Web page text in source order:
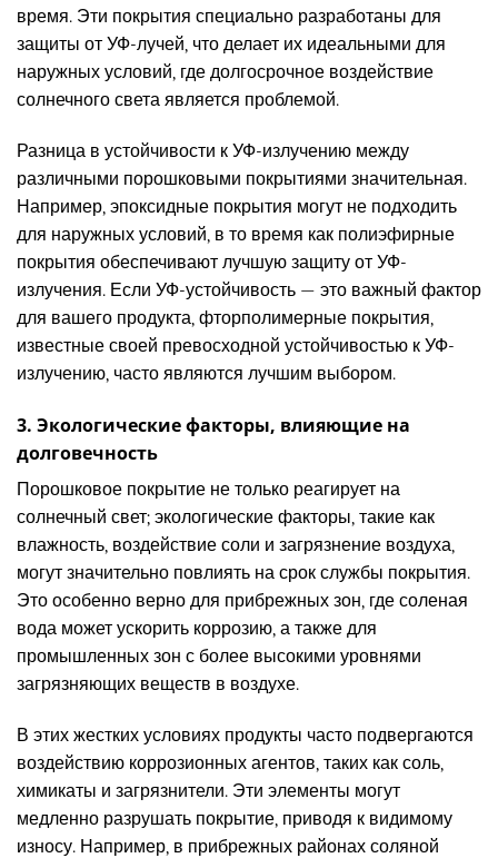
время. Эти покрытия специально разработаны для
защиты от УФ-лучей, что делает их идеальными для
наружных условий, где долгосрочное воздействие
солнечного света является проблемой.
Разница в устойчивости к УФ-излучению между
различными порошковыми покрытиями значительная.
Например, эпоксидные покрытия могут не подходить
для наружных условий, в то время как полиэфирные
покрытия обеспечивают лучшую защиту от УФ-
излучения. Если УФ-устойчивость — это важный фактор
для вашего продукта, фторполимерные покрытия,
известные своей превосходной устойчивостью к УФ-
излучению, часто являются лучшим выбором.
3. Экологические факторы, влияющие на
долговечность
Порошковое покрытие не только реагирует на
солнечный свет; экологические факторы, такие как
влажность, воздействие соли и загрязнение воздуха,
могут значительно повлиять на срок службы покрытия.
Это особенно верно для прибрежных зон, где соленая
вода может ускорить коррозию, а также для
промышленных зон с более высокими уровнями
загрязняющих веществ в воздухе.
В этих жестких условиях продукты часто подвергаются
воздействию коррозионных агентов, таких как соль,
химикаты и загрязнители. Эти элементы могут
медленно разрушать покрытие, приводя к видимому
износу. Например, в прибрежных районах соляной